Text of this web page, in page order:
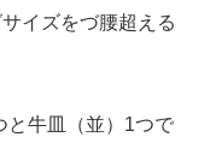
イズをづ腰超える
と牛皿（並）1つで